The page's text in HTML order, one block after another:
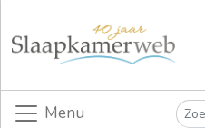
Menu